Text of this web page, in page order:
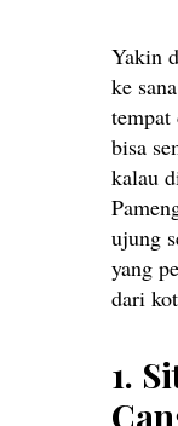
Yakin
ke
bisa
kalau
ujung
yang
dari
1.